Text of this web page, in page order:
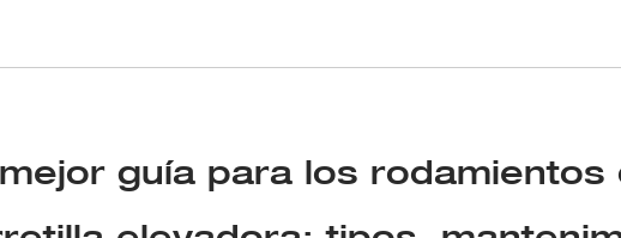
guía para los rodamientos